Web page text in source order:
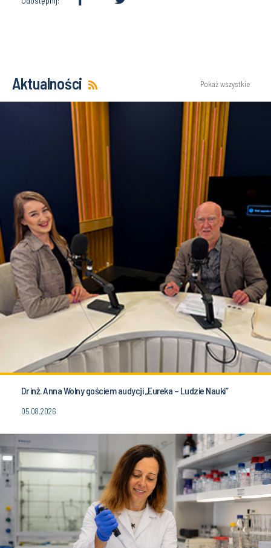
Aktualności Pokaż wszystkie
Dr inż. Anna Wolny gościem audycji „Eureka – Ludzie Nauki”
05.08.2026